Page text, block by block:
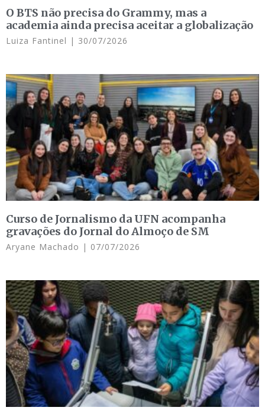
O BTS não precisa do Grammy, mas a
academia ainda precisa aceitar a globalização
Luiza Fantinel 30/07/2026
Curso de Jornalismo da UFN acompanha
gravações do Jornal do Almoço de SM
Aryane Machado 07/07/2026